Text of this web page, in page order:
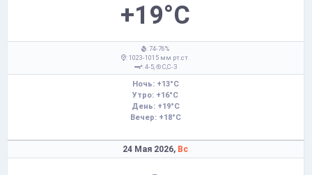
+19°C
: 74-76%
: 1023-1015 мм рт.ст.
: 4-5,
С,С-З
Ночь: +13°C
Утро: +16°C
День: +19°C
Вечер: +18°C
24 Мая 2026, Вс